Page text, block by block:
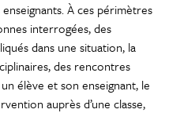
À ces périmètres
interrogées, des
dans une situation, la
des rencontres
élève et son enseignant, le
auprès d’une classe,